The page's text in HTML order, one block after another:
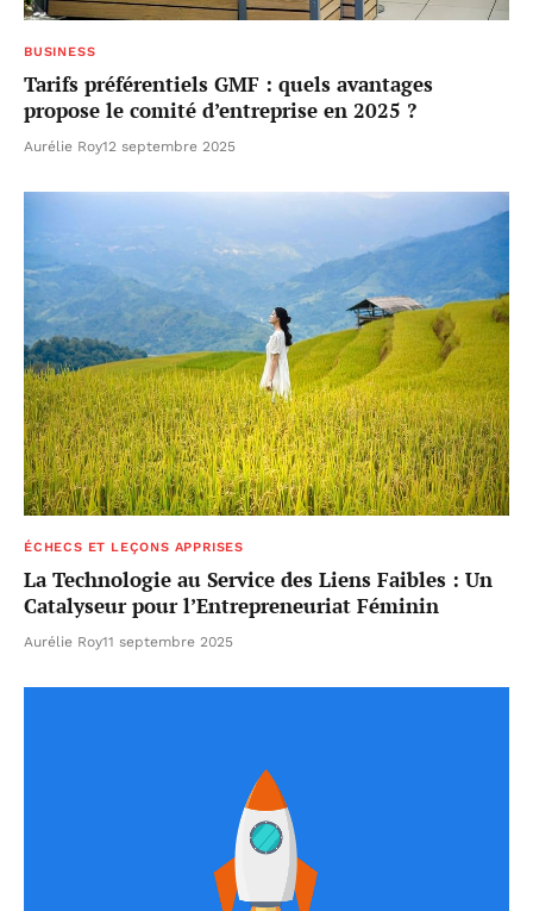
BUSINESS
Tarifs préférentiels GMF : quels avantages
propose le comité d’entreprise en 2025 ?
Aurélie Roy12 septembre 2025
ÉCHECS ET LEÇONS APPRISES
La Technologie au Service des Liens Faibles : Un
Catalyseur pour l’Entrepreneuriat Féminin
Aurélie Roy11 septembre 2025